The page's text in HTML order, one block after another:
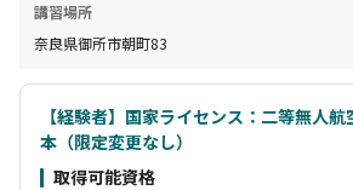
講習場所
奈良県御所市朝町83
【経験者】国家ライセンス：二等無人
本（限定変更なし）
取得可能資格